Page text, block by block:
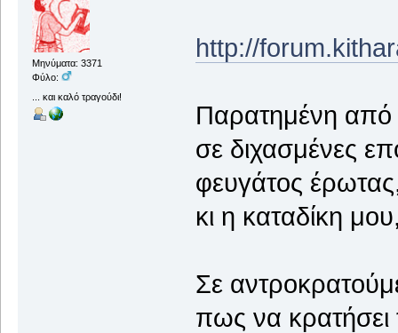
Μηνύματα: 3371
Φύλο:
... και καλό τραγούδι!
http://
Παρατημένη από
σε διχασμένες
φευγάτος
κι η καταδίκη
Σε
πως να κρατήσει